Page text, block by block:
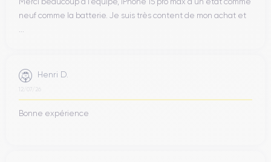
neuf comme la batterie. Je suis très content de mon achat et
...
Henri D.
12/07/26
Bonne expérience